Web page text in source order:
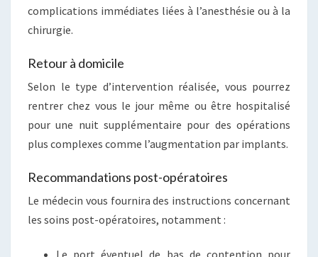
complications immédiates liées à l’anesthésie ou à la
chirurgie.
Retour à domicile
Selon le type d’intervention réalisée, vous pourrez
rentrer chez vous le jour même ou être hospitalisé
pour une nuit supplémentaire pour des opérations
plus complexes comme l’augmentation par implants.
Recommandations post-opératoires
Le médecin vous fournira des instructions concernant
les soins post-opératoires, notamment :